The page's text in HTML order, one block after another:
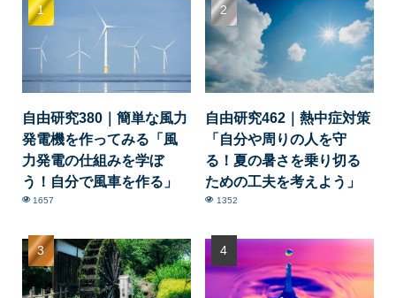
自由研究380｜簡単な風力
発電機を作ってみる「風
力発電の仕組みを学ぼ
う！自分で風車を作る」
1657
自由研究462｜熱中症対策
「自分や周りの人を守
る！夏の暑さを乗り切る
ための工夫を考えよう」
1352